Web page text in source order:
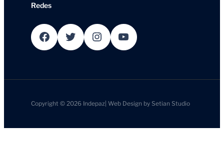
Redes
Facebook Twitter Instagram YouTube
Copyright © 2026 Indepaz|Web Design bySetian Studio